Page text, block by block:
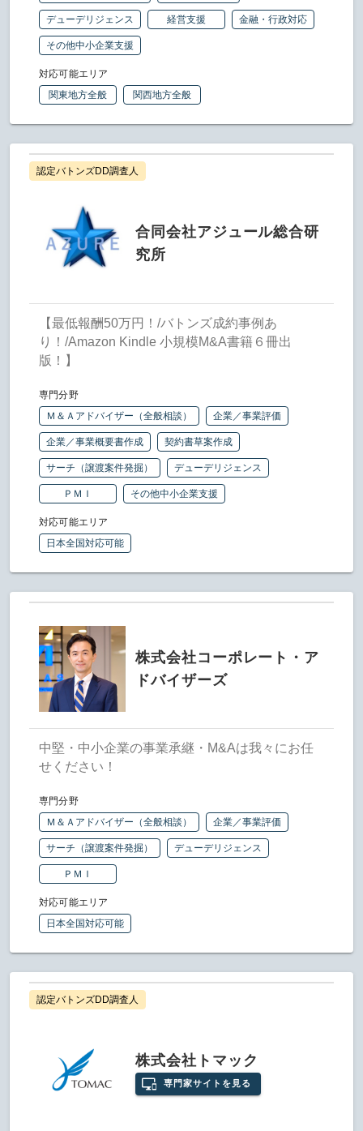
デューデリジェンス 経営支援 金融・行政対応
その他中小企業支援
対応可能エリア
関東地方全般
関西地方全般
認定バトンズDD調査人
合同会社アジュール総合研
究所
【最低報酬50万円！/バトンズ成約事例あ
り！/Amazon Kindle 小規模M&A書籍６冊出
版！】
専門分野
Ｍ＆Ａアドバイザー（全般相談）
企業／事業評価
企業／事業概要書作成 契約書草案作成
サーチ（譲渡案件発掘） デューデリジェンス
ＰＭＩ その他中小企業支援
対応可能エリア
日本全国対応可能
株式会社コーポレート・ア
ドバイザーズ
中堅・中小企業の事業承継・M&Aは我々にお任
せください！
専門分野
Ｍ＆Ａアドバイザー（全般相談）
企業／事業評価
サーチ（譲渡案件発掘） デューデリジェンス
ＰＭＩ
対応可能エリア
日本全国対応可能
認定バトンズDD調査人
株式会社トマック
専門家サイトを見る